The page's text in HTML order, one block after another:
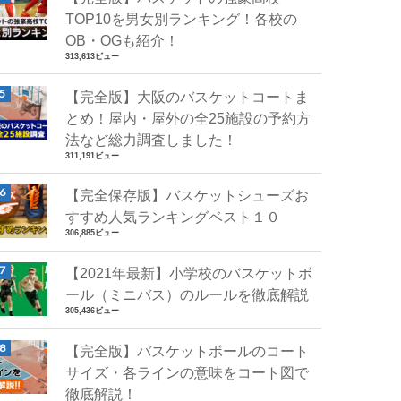
TOP10を男女別ランキング！各校の
OB・OGも紹介！
313,613ビュー
【完全版】大阪のバスケットコートま
とめ！屋内・屋外の全25施設の予約方
法など総力調査しました！
311,191ビュー
【完全保存版】バスケットシューズお
すすめ人気ランキングベスト１０
306,885ビュー
【2021年最新】小学校のバスケットボ
ール（ミニバス）のルールを徹底解説
305,436ビュー
【完全版】バスケットボールのコート
サイズ・各ラインの意味をコート図で
徹底解説！